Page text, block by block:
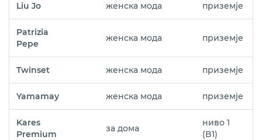
Liu Jo женска мода приземје
Patrizia
Pepe
женска мода приземје
Twinset женска мода приземје
Yamamay женска мода приземје
Kares
Premium
за дома
ниво 1
(B1)